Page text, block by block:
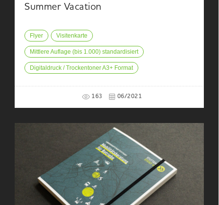
Summer Vacation
Flyer Visitenkarte
Mittlere Auflage (bis 1.000) standardisiert
Digitaldruck / Trockentoner A3+ Format
163 06/2021